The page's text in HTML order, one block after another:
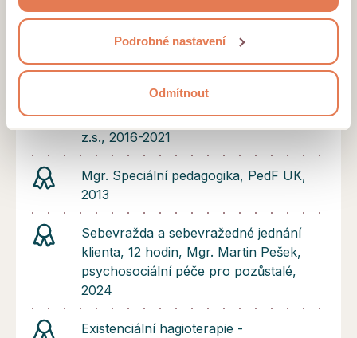
našich stránek nebo provozovateli reklamních systémů.
Projděte si podrobný přehled cookies a
Podrobné nastavení
Odmítnout
Certifikáty a diplomy
Psychoterapeutický výcvik v
psychoterapii SURArte, 595 hodin, SUR
Institut pro vzdělávání v psychoterapii,
z.s., 2016-2021
Mgr. Speciální pedagogika, PedF UK,
2013
Sebevražda a sebevražedné jednání
klienta, 12 hodin, Mgr. Martin Pešek,
psychosociální péče pro pozůstalé,
2024
Existenciální hagioterapie -